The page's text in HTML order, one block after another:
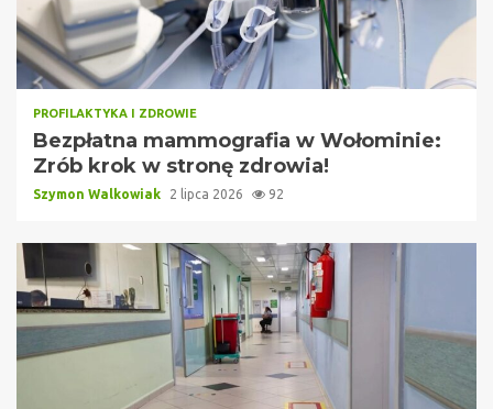
PROFILAKTYKA I ZDROWIE
Bezpłatna mammografia w Wołominie:
Zrób krok w stronę zdrowia!
Szymon Walkowiak 2 lipca 2026 92